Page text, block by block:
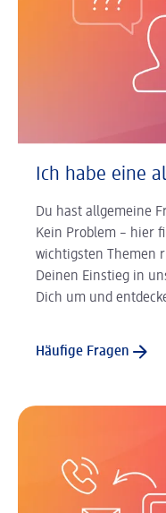
Ich habe eine
Du hast allgemeine
Kein Problem – hier
wichtigsten Themen
Deinen Einstieg in
Dich um und
Häufige Fragen